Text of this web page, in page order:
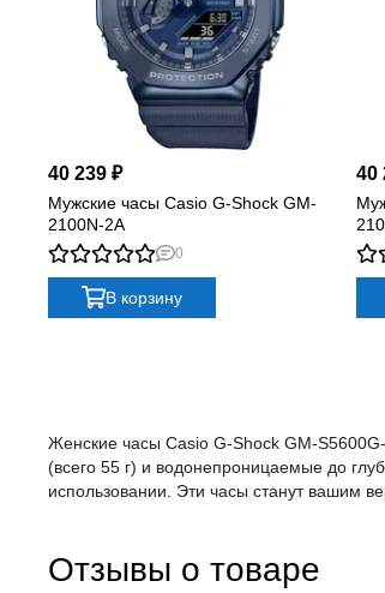
40 239 ₽
Мужские часы Casio G-Shock GM-
2100N-2A
0
В корзину
40
Женские часы Casio G-Shock GM-
(всего 55 г) и водонепроницаемые до
использовании. Эти часы станут вашим
Отзывы о товаре